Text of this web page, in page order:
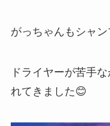
がっちゃんもシャ
ドライヤーが苦手
れてきました😊